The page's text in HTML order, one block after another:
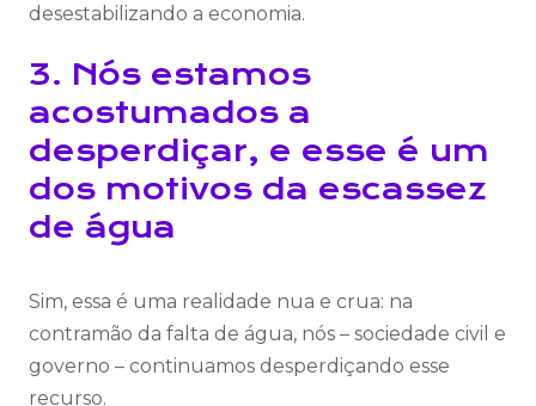
desestabilizando a economia.
3. Nós estamos
acostumados a
desperdiçar, e esse é um
dos motivos da escassez
de água
Sim, essa é uma realidade nua e crua: na
contramão da falta de água, nós – sociedade civil e
governo – continuamos desperdiçando esse
recurso.